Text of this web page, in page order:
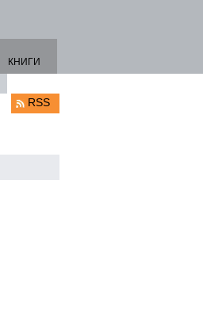
КНИГИ
RSS